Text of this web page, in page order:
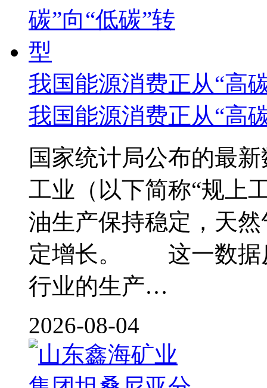
我国能源消费正从“高
我国能源消费正从“高
国家统计局公布的最
工业（以下简称“规上
油生产保持稳定，天
定增长。 这一数据
行业的生产…
2026-08-04